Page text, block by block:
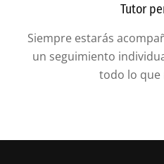
Tutor
Siempre estarás
un seguimiento
todo lo que